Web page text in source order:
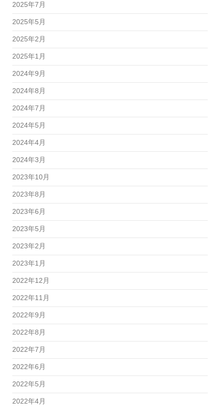
2025年7月
2025年5月
2025年2月
2025年1月
2024年9月
2024年8月
2024年7月
2024年5月
2024年4月
2024年3月
2023年10月
2023年8月
2023年6月
2023年5月
2023年2月
2023年1月
2022年12月
2022年11月
2022年9月
2022年8月
2022年7月
2022年6月
2022年5月
2022年4月